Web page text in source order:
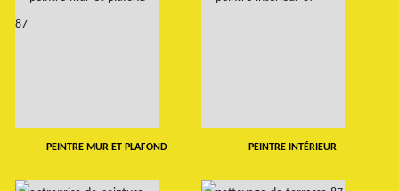
PEINTRE MUR ET PLAFOND PEINTRE INTÉRIEUR